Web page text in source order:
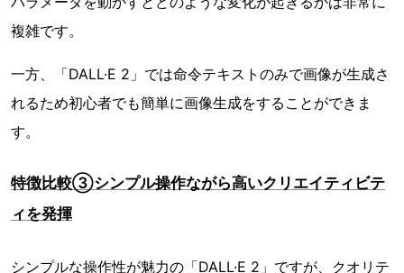
複雑です。
一方、「DALL·E 2」では命令テキストのみで画像が生成さ
れるため初心者でも簡単に画像生成をすることができま
す。
特徴比較③シンプル操作ながら高いクリエイティビテ
ィを発揮
シンプルな操作性が魅力の「DALL·E 2」ですが、クオリテ